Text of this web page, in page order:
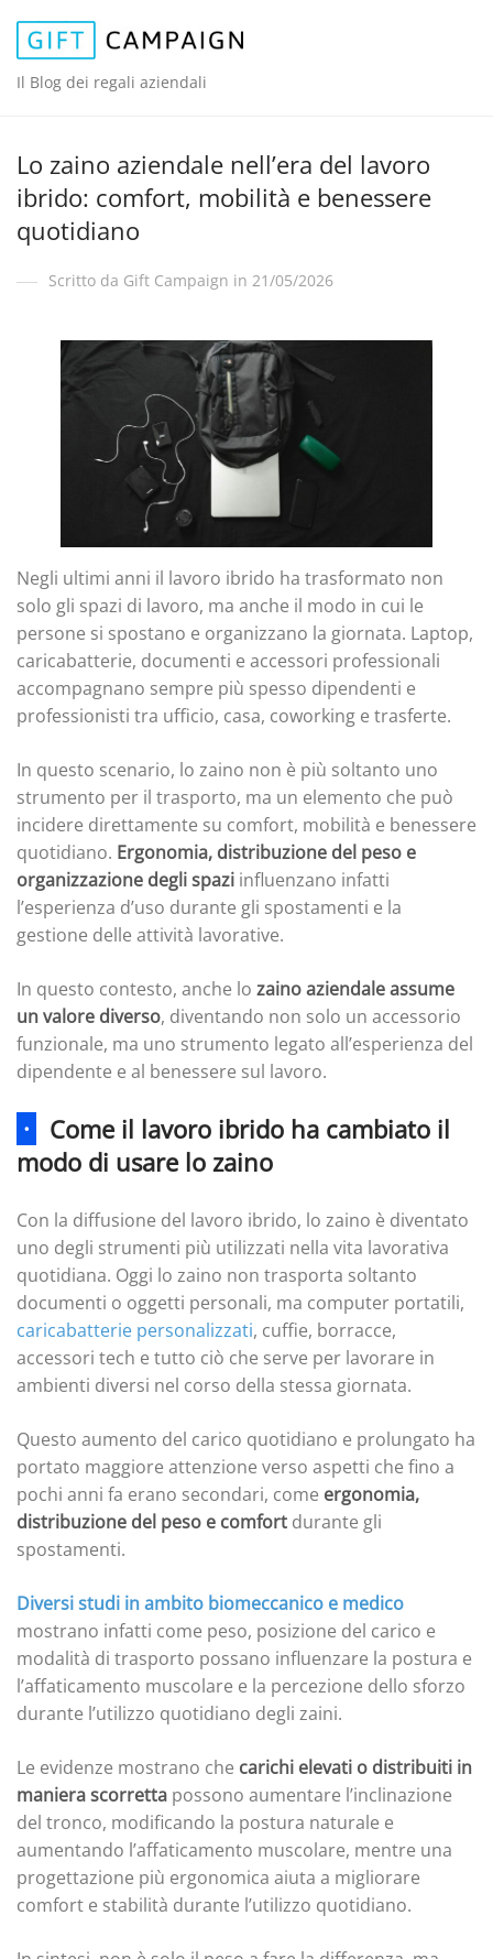
Il Blog dei regali aziendali
Lo zaino aziendale nell’era del lavoro
ibrido: comfort, mobilità e benessere
quotidiano
Scritto da Gift Campaign in 21/05/2026
Negli ultimi anni il lavoro ibrido ha trasformato non
solo gli spazi di lavoro, ma anche il modo in cui le
persone si spostano e organizzano la giornata. Laptop,
caricabatterie, documenti e accessori professionali
accompagnano sempre più spesso dipendenti e
professionisti tra ufficio, casa, coworking e trasferte.
In questo scenario, lo zaino non è più soltanto uno
strumento per il trasporto, ma un elemento che può
incidere direttamente su comfort, mobilità e benessere
quotidiano. Ergonomia, distribuzione del peso e
organizzazione degli spazi influenzano infatti
l’esperienza d’uso durante gli spostamenti e la
gestione delle attività lavorative.
In questo contesto, anche lo zaino aziendaleassume
un valore diverso, diventando non solo un accessorio
funzionale, ma uno strumento legato all’esperienza del
dipendente e al benessere sul lavoro.
·
Come il lavoro ibrido ha cambiato il
modo di usare lo zaino
Con la diffusione del lavoro ibrido, lo zaino è diventato
uno degli strumenti più utilizzati nella vita lavorativa
quotidiana. Oggi lo zaino non trasporta soltanto
documenti o oggetti personali, ma computer portatili,
caricabatterie personalizzati, cuffie, borracce,
accessori tech e tutto ciò che serve per lavorare in
ambienti diversi nel corso della stessa giornata.
Questo aumento del carico quotidiano e prolungato ha
portato maggiore attenzione verso aspetti che fino a
pochi anni fa erano secondari, come ergonomia,
distribuzione del peso e comfort durante gli
spostamenti.
Diversi studi in ambito biomeccanico e medico
mostrano infatti come peso, posizione del carico e
modalità di trasporto possano influenzare la postura e
l’affaticamento muscolare e la percezione dello sforzo
durante l’utilizzo quotidiano degli zaini.
Le evidenze mostrano che carichi elevati o distribuiti in
maniera scorretta possono aumentare l’inclinazione
del tronco, modificando la postura naturale e
aumentando l’affaticamento muscolare, mentre una
progettazione più ergonomica aiuta a migliorare
comfort e stabilità durante l’utilizzo quotidiano.